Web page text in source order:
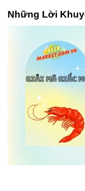
Những Lời